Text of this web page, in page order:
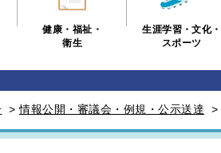
健康・福祉・
衛生
生涯学習・文化・
スポーツ
>情報公開・審議会・例規・公示送達 >